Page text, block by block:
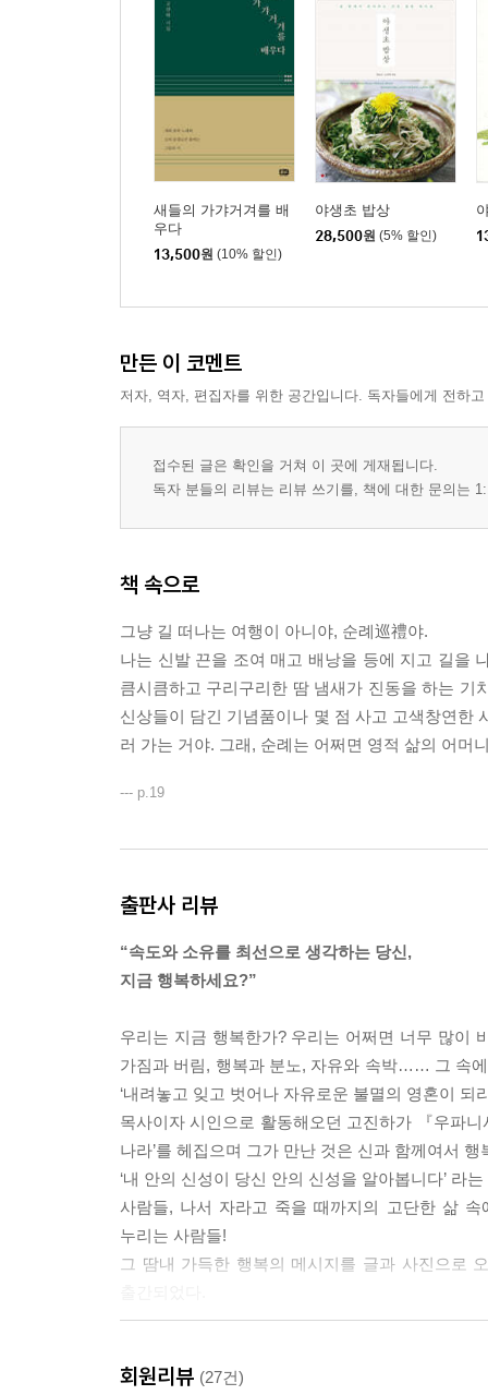
내 영혼은 창조되던 날만큼 젊다
범아일여(梵我一如), 브라흐만과 아트만은 하나
소 숭배는 현재진행형?
가르쳐질 수 없는 것을 배우다
브라흐만과 아트만은 하나
물속에 녹아 있는 소금처럼
강이라는 이름을 버리고 바다와 하나가 되라
신에게 미친 음유시인들
노래하는 노래새
마야의 세상에서
땅에 날개가 닿지 않는 새처럼
6 꿈을 깨고 신의 사원에 들라
어머니 갠지스 강가에서
죽음의 왕 야마의 가르침
왜 죽음을 두려워하는가
불멸의 대양으로 인도하는 돛
7 내버림의 지혜를 가지라
금욕의 황홀을 즐겨라
울면서 온 생을 웃으면서 떠나고 싶은가
어둠의 성자, 마더 테레사
8 신의 지혜라는 불로 얽매임을 태우라
해탈의 행복
알몸의 사두
불의 정화의식
허탈에서 해탈로 가는 여정
신의 지혜라는 불로 모든 얽매임을 태우라
9 신을 팝니다!
신에게 값을 매기지 말라
새들의 가갸거겨를 배
우다
13,500원 (10% 할인)
야생초 밥상
28,500원 (5% 할인)
만든 이 코멘트
저자, 역자, 편집자를 위한 공간입니다. 독자들에게 전하
접수된 글은 확인을 거쳐 이 곳에 게재됩니다.
독자 분들의 리뷰는 리뷰 쓰기를, 책에 대한 문의는
책 속으로
그냥 길 떠나는 여행이 아니야, 순례巡禮야.
나는 신발 끈을 조여 매고 배낭을 등에 지고 길을
큼시큼하고 구리구리한 땀 냄새가 진동을 하는 기
신상들이 담긴 기념품이나 몇 점 사고 고색창연한
러 가는 거야. 그래, 순례는 어쩌면 영적 삶의 어머
--- p.19
출판사 리뷰
“속도와 소유를 최선으로 생각하는 당신,
지금 행복하세요?”
우리는 지금 행복한가? 우리는 어쩌면 너무 많이
가짐과 버림, 행복과 분노, 자유와 속박…… 그 속에
‘내려놓고 잊고 벗어나 자유로운 불멸의 영혼이
목사이자 시인으로 활동해오던 고진하가 『우파
나라’를 헤집으며 그가 만난 것은 신과 함께여서 행
‘내 안의 신성이 당신 안의 신성을 알아봅니다’ 라
사람들, 나서 자라고 죽을 때까지의 고단한 삶
누리는 사람들!
그 땀내 가득한 행복의 메시지를 글과 사진으로
회원리뷰 (27건)